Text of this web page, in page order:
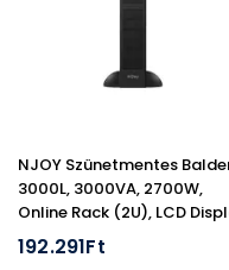
NJOY Szünetmentes
3000L, 3000VA, 2700W,
Online Rack (2U), LCD
192.291Ft